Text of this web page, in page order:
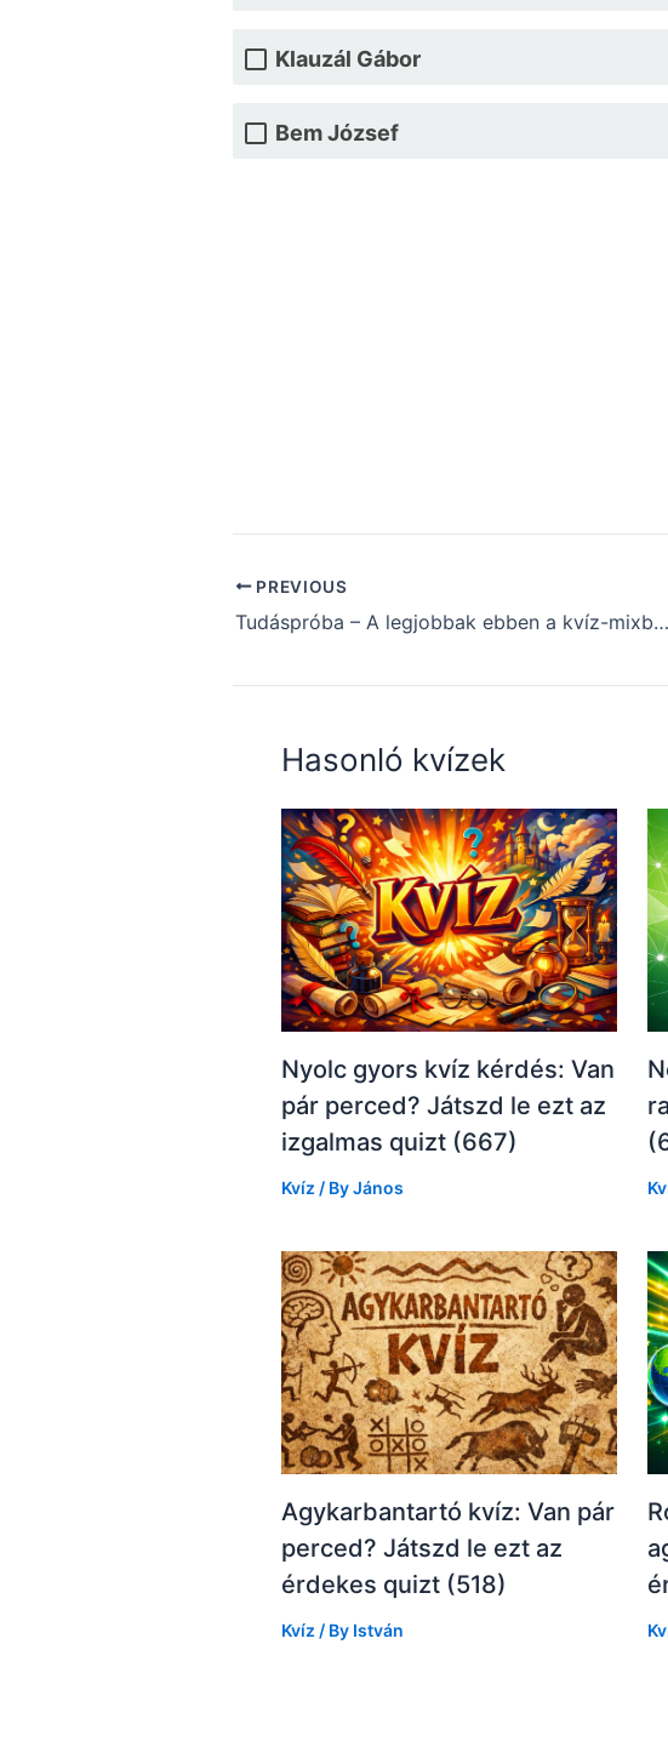
Klauzál Gábor
Bem József
PREVIOUS
Tudáspróba – A legjobbak ebben a kvíz-mixben 8 jó választ adnak. Neked mennyi megy?
Hasonló kvízek
Nyolc gyors kvíz kérdés: Van
pár perced? Játszd le ezt az
izgalmas quizt (667)
Kvíz / ByJános
Agykarbantartó kvíz: Van pár
perced? Játszd le ezt az
érdekes quizt (518)
Kvíz / By István